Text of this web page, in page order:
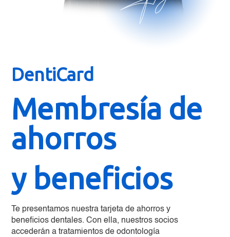
DentiCard
Membresía de
ahorros
y beneficios
Te presentamos nuestra tarjeta de ahorros y
beneficios dentales. Con ella, nuestros socios
accederán a tratamientos de odontología